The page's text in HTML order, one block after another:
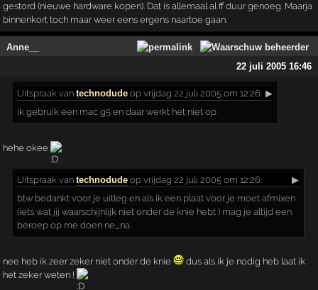
gestord (nieuwe hardware kopen). Dat is allemaal al ff duur genoeg. Maarja
binnenkort toch maar weer eens ergens naartoe gaan.
Anne__
22 juli 2005 16:46
Uitspraak vantechnodude op vrijdag 22 juli 2005 om 12:26: ▶
ik gebruik een mac g5 en daar werkt het niet op
hehe okee
Uitspraak vantechnodude op vrijdag 22 juli 2005 om 12:26:
▶
btw bedankt voor je uitleg en als ik een plaat voor je moet afmixen
(iets wat jij waarschijnlijk niet onder de knie hebt ) mag je altijd een
beroep op me doen ne_na.
nee heb ik zeer zeker niet onder de knie
dus als ik je nodig heb laat ik
het zeker weten !